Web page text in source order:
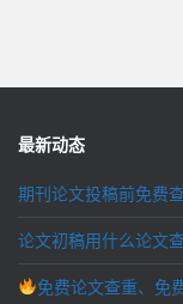
最新动态
期刊论文投稿前免费
论文初稿用什么论文
免费论文查重、免